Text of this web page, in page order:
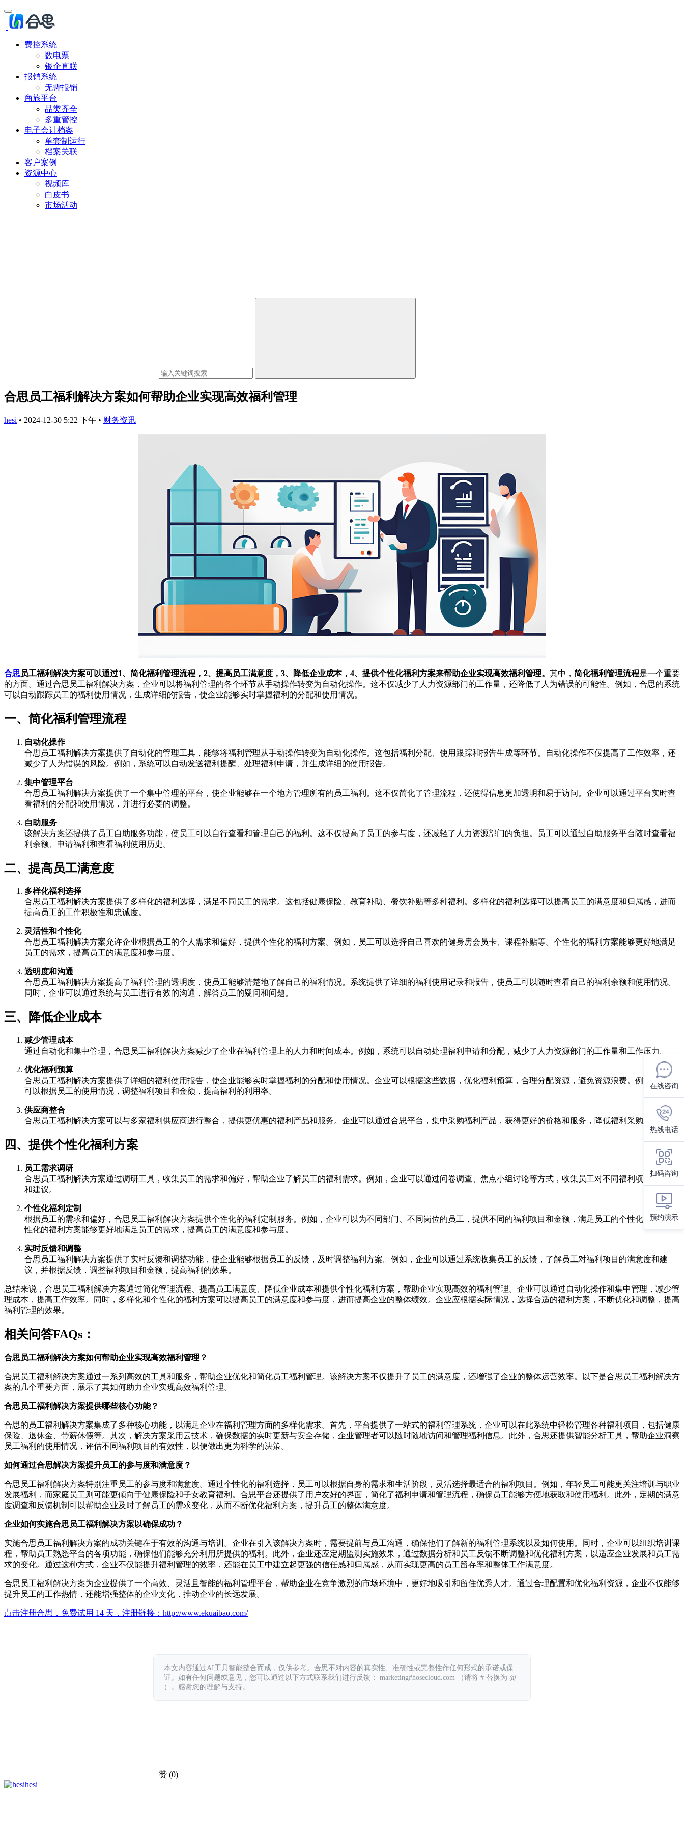
费控系统
数电票
银企直联
报销系统
无需报销
商旅平台
品类齐全
多重管控
电子会计档案
单套制运行
档案关联
客户案例
资源中心
视频库
白皮书
市场活动
合思员工福利解决方案如何帮助企业实现高效福利管理
hesi • 2024-12-30 5:22 下午 • 财务资讯
合思员工福利解决方案可以通过1、简化福利管理流程，2、提高员工满意度，3、降低企业成本，4、提供个性化福利方案来帮助企业实现高效福利管理。 其中， 简化福利管理流程是一个重要
的方面。通过合思员工福利解决方案，企业可以将福利管理的各个环节从手动操作转变为自动化操作。这不仅减少了人力资源部门的工作量，还降低了人为错误的可能性。例如，合思的系统
可以自动跟踪员工的福利使用情况，生成详细的报告，使企业能够实时掌握福利的分配和使用情况。
一、简化福利管理流程
自动化操作
合思员工福利解决方案提供了自动化的管理工具，能够将福利管理从手动操作转变为自动化操作。这包括福利分配、使用跟踪和报告生成等环节。自动化操作不仅提高了工作效率，还
减少了人为错误的风险。例如，系统可以自动发送福利提醒、处理福利申请，并生成详细的使用报告。
集中管理平台
合思员工福利解决方案提供了一个集中管理的平台，使企业能够在一个地方管理所有的员工福利。这不仅简化了管理流程，还使得信息更加透明和易于访问。企业可以通过平台实时查
看福利的分配和使用情况，并进行必要的调整。
自助服务
该解决方案还提供了员工自助服务功能，使员工可以自行查看和管理自己的福利。这不仅提高了员工的参与度，还减轻了人力资源部门的负担。员工可以通过自助服务平台随时查看福
利余额、申请福利和查看福利使用历史。
二、提高员工满意度
多样化福利选择
合思员工福利解决方案提供了多样化的福利选择，满足不同员工的需求。这包括健康保险、教育补助、餐饮补贴等多种福利。多样化的福利选择可以提高员工的满意度和归属感，进而
提高员工的工作积极性和忠诚度。
灵活性和个性化
合思员工福利解决方案允许企业根据员工的个人需求和偏好，提供个性化的福利方案。例如，员工可以选择自己喜欢的健身房会员卡、课程补贴等。个性化的福利方案能够更好地满足
员工的需求，提高员工的满意度和参与度。
透明度和沟通
合思员工福利解决方案提高了福利管理的透明度，使员工能够清楚地了解自己的福利情况。系统提供了详细的福利使用记录和报告，使员工可以随时查看自己的福利余额和使用情况。
同时，企业可以通过系统与员工进行有效的沟通，解答员工的疑问和问题。
三、降低企业成本
减少管理成本
通过自动化和集中管理，合思员工福利解决方案减少了企业在福利管理上的人力和时间成本。例如，系统可以自动处理福利申请和分配，减少了人力资源部门的工作量和工作压力。
优化福利预算
合思员工福利解决方案提供了详细的福利使用报告，使企业能够实时掌握福利的分配和使用情况。企业可以根据这些数据，优化福利预算，合理分配资源，避免资源浪费。例如，企业
可以根据员工的使用情况，调整福利项目和金额，提高福利的利用率。
供应商整合
合思员工福利解决方案可以与多家福利供应商进行整合，提供更优惠的福利产品和服务。企业可以通过合思平台，集中采购福利产品，获得更好的价格和服务，降低福利采购成本。
四、提供个性化福利方案
员工需求调研
合思员工福利解决方案通过调研工具，收集员工的需求和偏好，帮助企业了解员工的福利需求。例如，企业可以通过问卷调查、焦点小组讨论等方式，收集员工对不同福利项目的意见
和建议。
个性化福利定制
根据员工的需求和偏好，合思员工福利解决方案提供个性化的福利定制服务。例如，企业可以为不同部门、不同岗位的员工，提供不同的福利项目和金额，满足员工的个性化需求。个
性化的福利方案能够更好地满足员工的需求，提高员工的满意度和参与度。
实时反馈和调整
合思员工福利解决方案提供了实时反馈和调整功能，使企业能够根据员工的反馈，及时调整福利方案。例如，企业可以通过系统收集员工的反馈，了解员工对福利项目的满意度和建
议，并根据反馈，调整福利项目和金额，提高福利的效果。
总结来说，合思员工福利解决方案通过简化管理流程、提高员工满意度、降低企业成本和提供个性化福利方案，帮助企业实现高效的福利管理。企业可以通过自动化操作和集中管理，减少管
理成本，提高工作效率。同时，多样化和个性化的福利方案可以提高员工的满意度和参与度，进而提高企业的整体绩效。企业应根据实际情况，选择合适的福利方案，不断优化和调整，提高
福利管理的效果。
相关问答FAQs：
合思员工福利解决方案如何帮助企业实现高效福利管理？
合思员工福利解决方案通过一系列高效的工具和服务，帮助企业优化和简化员工福利管理。该解决方案不仅提升了员工的满意度，还增强了企业的整体运营效率。以下是合思员工福利解决方
案的几个重要方面，展示了其如何助力企业实现高效福利管理。
合思员工福利解决方案提供哪些核心功能？
合思的员工福利解决方案集成了多种核心功能，以满足企业在福利管理方面的多样化需求。首先，平台提供了一站式的福利管理系统，企业可以在此系统中轻松管理各种福利项目，包括健康
保险、退休金、带薪休假等。其次，解决方案采用云技术，确保数据的实时更新与安全存储，企业管理者可以随时随地访问和管理福利信息。此外，合思还提供智能分析工具，帮助企业洞察
员工福利的使用情况，评估不同福利项目的有效性，以便做出更为科学的决策。
如何通过合思解决方案提升员工的参与度和满意度？
合思员工福利解决方案特别注重员工的参与度和满意度。通过个性化的福利选择，员工可以根据自身的需求和生活阶段，灵活选择最适合的福利项目。例如，年轻员工可能更关注培训与职业
发展福利，而家庭员工则可能更倾向于健康保险和子女教育福利。合思平台还提供了用户友好的界面，简化了福利申请和管理流程，确保员工能够方便地获取和使用福利。此外，定期的满意
度调查和反馈机制可以帮助企业及时了解员工的需求变化，从而不断优化福利方案，提升员工的整体满意度。
企业如何实施合思员工福利解决方案以确保成功？
实施合思员工福利解决方案的成功关键在于有效的沟通与培训。企业在引入该解决方案时，需要提前与员工沟通，确保他们了解新的福利管理系统以及如何使用。同时，企业可以组织培训课
程，帮助员工熟悉平台的各项功能，确保他们能够充分利用所提供的福利。此外，企业还应定期监测实施效果，通过数据分析和员工反馈不断调整和优化福利方案，以适应企业发展和员工需
求的变化。通过这种方式，企业不仅能提升福利管理的效率，还能在员工中建立起更强的信任感和归属感，从而实现更高的员工留存率和整体工作满意度。
合思员工福利解决方案为企业提供了一个高效、灵活且智能的福利管理平台，帮助企业在竞争激烈的市场环境中，更好地吸引和留住优秀人才。通过合理配置和优化福利资源，企业不仅能够
提升员工的工作热情，还能增强整体的企业文化，推动企业的长远发展。
点击注册合思，免费试用 14 天，注册链接： http://www.ekuaibao.com/
本文内容通过AI工具智能整合而成，仅供参考。合思不对内容的真实性、准确性或完整性作任何形式的承诺或保
证。如有任何问题或意见，您可以通过以下方式联系我们进行反馈： marketing#hosecloud.com （请将 # 替换为 @
）。感谢您的理解与支持。
赞 (0)
hesi
在线咨询
热线电话
扫码咨询
预约演示